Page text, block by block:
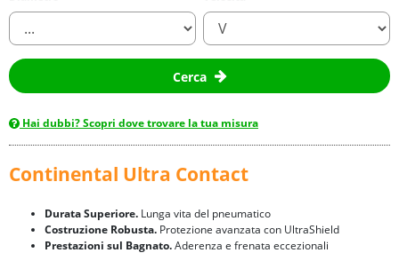
Cerca
Hai dubbi? Scopri dove trovare la tua misura
Continental Ultra Contact
Durata Superiore. Lunga vita del pneumatico
Costruzione Robusta. Protezione avanzata con UltraShield
Prestazioni sul Bagnato.Aderenza e frenata eccezionali